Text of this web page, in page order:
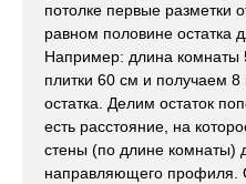
потолке первые разметки
равном половине
Например: длина
плитки 60 см и получаем
остатка. Делим остаток
есть расстояние, на
стены (по длине комнаты)
направляющего профиля.